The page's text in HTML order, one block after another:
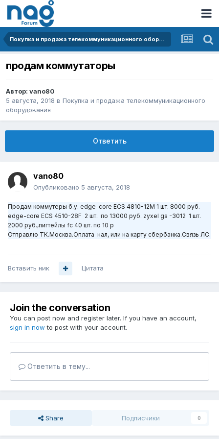
Покупка и продажа телекоммуникационного оборудования
продам коммутаторы
Автор: vano80
5 августа, 2018 в Покупка и продажа телекоммуникационного
оборудования
Ответить
vano80
Опубликовано 5 августа, 2018
Продам коммутеры б.у. edge-core ECS 4810-12M 1 шт. 8000 руб.
edge-core ECS 4510-28F 2 шт. по 13000 руб. zyxel gs -3012 1 шт.
2000 руб.,пигтейлы fc 40 шт. по 10 р
Отправлю ТК.Москва.Оплата нал, или на карту сбербанка.Связь ЛС.
Вставить ник Цитата
Join the conversation
You can post now and register later. If you have an account,
sign in now to post with your account.
Ответить в тему...
Share Подписчики 0